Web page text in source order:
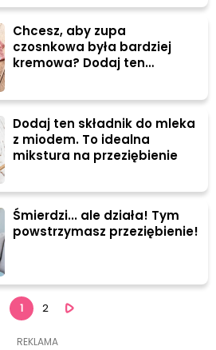
Chcesz, aby zupa
czosnkowa była bardziej
kremowa? Dodaj ten
Dodaj ten składnik do mleka
z miodem. To idealna
mikstura na przeziębienie
Śmierdzi... ale działa! Tym
powstrzymasz przeziębienie!
1 2
REKLAMA